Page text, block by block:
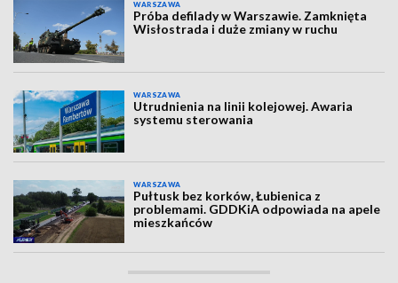
WARSZAWA
Próba defilady w Warszawie. Zamknięta
Wisłostrada i duże zmiany w ruchu
WARSZAWA
Utrudnienia na linii kolejowej. Awaria
systemu sterowania
WARSZAWA
Pułtusk bez korków, Łubienica z
problemami. GDDKiA odpowiada na apele
mieszkańców